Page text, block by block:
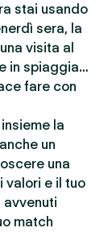
stai usando
sera, la
visita al
in spiaggia…
fare con
la
un
una
valori e il tuo
avvenuti
match